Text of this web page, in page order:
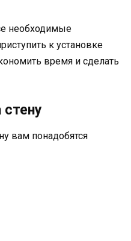
необходимые
к установке
время и сделать
стену
вам понадобятся